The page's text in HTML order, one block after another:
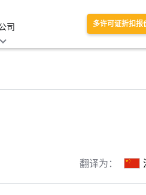
司 多许可证折扣报
翻译为：